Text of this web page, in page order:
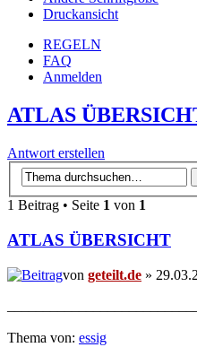
Druckansicht
REGELN
FAQ
Anmelden
ATLAS
Antwort erstellen
1 Beitrag • Seite 1 von 1
ATLAS ÜBERSICHT
von geteilt.de »
Thema von: essig